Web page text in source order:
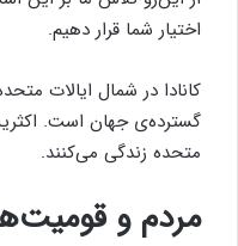
اختیار شما قرار دهیم.
كانادا در شمال ایالات
گسترده‌ی جهان است.
متحده زندگی می‌كنند.
مردم و